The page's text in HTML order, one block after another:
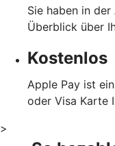
Sie haben in
Überblick über
Kostenlos
Apple Pay ist
oder Visa Karte
>